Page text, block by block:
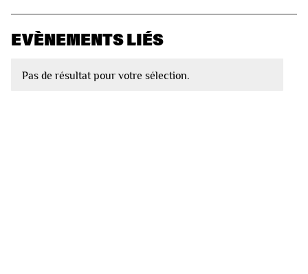
EVÈNEMENTS LIÉS
Pas de résultat pour votre sélection.